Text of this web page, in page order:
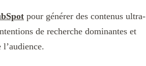
pour générer des contenus ultra-
de recherche dominantes et
l’audience.